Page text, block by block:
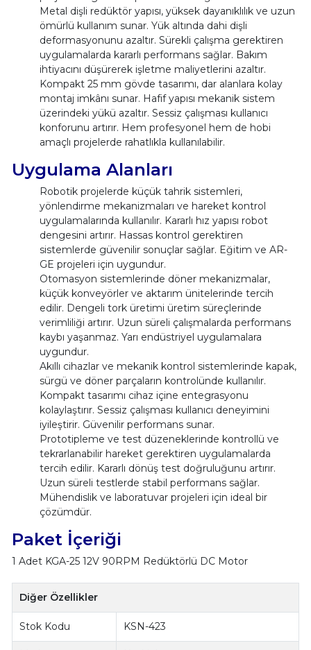
Metal dişli redüktör yapısı, yüksek dayanıklılık ve uzun
ömürlü kullanım sunar. Yük altında dahi dişli
deformasyonunu azaltır. Sürekli çalışma gerektiren
uygulamalarda kararlı performans sağlar. Bakım
ihtiyacını düşürerek işletme maliyetlerini azaltır.
Kompakt 25 mm gövde tasarımı, dar alanlara kolay
montaj imkânı sunar. Hafif yapısı mekanik sistem
üzerindeki yükü azaltır. Sessiz çalışması kullanıcı
konforunu artırır. Hem profesyonel hem de hobi
amaçlı projelerde rahatlıkla kullanılabilir.
Uygulama Alanları
Robotik projelerde küçük tahrik sistemleri,
yönlendirme mekanizmaları ve hareket kontrol
uygulamalarında kullanılır. Kararlı hız yapısı robot
dengesini artırır. Hassas kontrol gerektiren
sistemlerde güvenilir sonuçlar sağlar. Eğitim ve AR-
GE projeleri için uygundur.
Otomasyon sistemlerinde döner mekanizmalar,
küçük konveyörler ve aktarım ünitelerinde tercih
edilir. Dengeli tork üretimi üretim süreçlerinde
verimliliği artırır. Uzun süreli çalışmalarda performans
kaybı yaşanmaz. Yarı endüstriyel uygulamalara
uygundur.
Akıllı cihazlar ve mekanik kontrol sistemlerinde kapak,
sürgü ve döner parçaların kontrolünde kullanılır.
Kompakt tasarımı cihaz içine entegrasyonu
kolaylaştırır. Sessiz çalışması kullanıcı deneyimini
iyileştirir. Güvenilir performans sunar.
Prototipleme ve test düzeneklerinde kontrollü ve
tekrarlanabilir hareket gerektiren uygulamalarda
tercih edilir. Kararlı dönüş test doğruluğunu artırır.
Uzun süreli testlerde stabil performans sağlar.
Mühendislik ve laboratuvar projeleri için ideal bir
çözümdür.
Paket İçeriği
1 Adet KGA-25 12V 90RPM Redüktörlü DC Motor
Diğer Özellikler
Stok Kodu KSN-423